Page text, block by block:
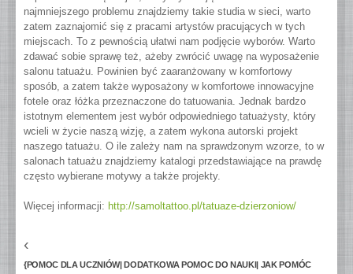
najmniejszego problemu znajdziemy takie studia w sieci, warto
zatem zaznajomić się z pracami artystów pracujących w tych
miejscach. To z pewnością ułatwi nam podjęcie wyborów. Warto
zdawać sobie sprawę też, ażeby zwrócić uwagę na wyposażenie
salonu tatuażu. Powinien być zaaranżowany w komfortowy
sposób, a zatem także wyposażony w komfortowe innowacyjne
fotele oraz łóżka przeznaczone do tatuowania. Jednak bardzo
istotnym elementem jest wybór odpowiedniego tatuażysty, który
wcieli w życie naszą wizję, a zatem wykona autorski projekt
naszego tatuażu. O ile zależy nam na sprawdzonym wzorze, to w
salonach tatuażu znajdziemy katalogi przedstawiające na prawdę
często wybierane motywy a także projekty.
Więcej informacji: http://samoltattoo.pl/tatuaze-dzierzoniow/
‹
{POMOC DLA UCZNIÓW| DODATKOWA POMOC DO NAUKI| JAK POMÓC